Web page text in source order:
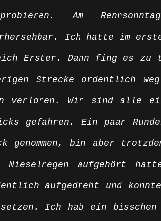
Am
Ich hatte im
Erster. Dann fing es zu
Strecke ordentlich
verloren. Wir sind alle
gefahren. Ein paar
genommen, bin aber
Nieselregen aufgehört
aufgedreht und
Ich hab ein